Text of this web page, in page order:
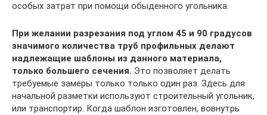
особых затрат при помощи обыденного угольника.
При желании разрезания под углом 45 и 90 градусов
значимого количества труб профильных делают
надлежащие шаблоны из данного материала,
только большего сечения. Это позволяет делать
требуемые замеры только только один раз. Здесь для
начальной разметки используют строительный угольник,
или транспортир. Когда шаблон изготовлен, вовнутрь